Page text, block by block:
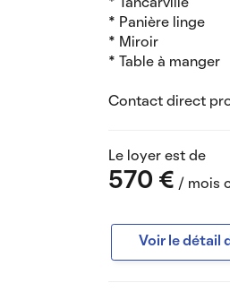
* Tancarville
* Panière linge
* Miroir
* Table à manger
Contact direct
Le loyer est de
570 € / mois
Voir le détail